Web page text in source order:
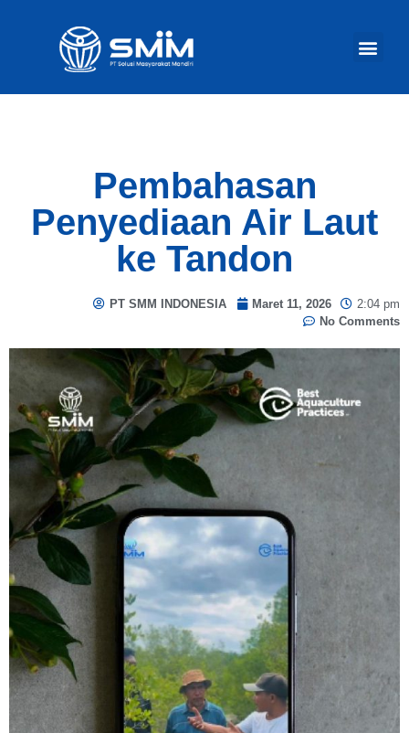
Pembahasan
Penyediaan Air Laut
ke Tandon
PT SMM INDONESIA Maret 11, 2026
2:04 pm
No Comments